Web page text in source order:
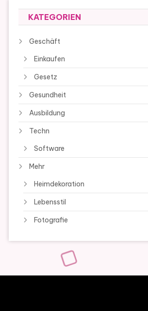
KATEGORIEN
Geschäft
Einkaufen
Gesetz
Gesundheit
Ausbildung
Techn
Software
Mehr
Heimdekoration
Lebensstil
Fotografie